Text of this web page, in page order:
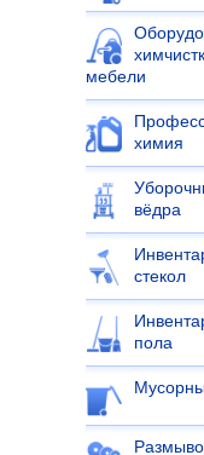
мебели
химия
вёдра
стекол
пола